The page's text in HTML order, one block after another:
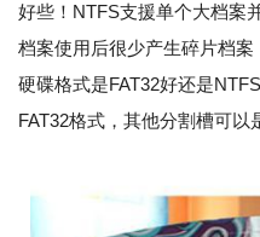
好些！NTFS支援单个大档案
档案使用后很少产生碎片档案
硬碟格式是FAT32好还是
FAT32格式，其他分割槽可以